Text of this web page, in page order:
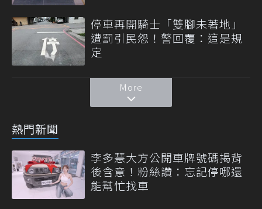
停車再開騎士「雙腳未著地」
遭罰引民怨！警回覆：這是規
定
More
熱門新聞
李多慧大方公開車牌號碼揭背
後含意！粉絲讚：忘記停哪還
能幫忙找車